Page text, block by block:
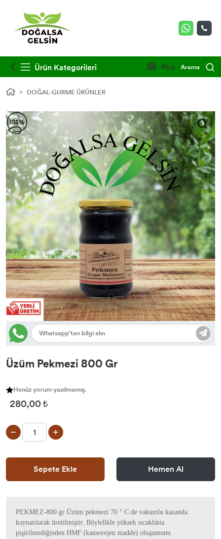
Ürün Kategorileri Blog Arama
DOĞAL-GURME ÜRÜNLER
Üzüm Pekmezi 800 Gr
Henüz yorum yazılmamış.
280,00 ₺
Sepete Ekle Hemen Al
PEKMEZ-800 gr Üzüm pekmezi 70 ° C de vakumlu kazanda
kaynatılarak üretilmiştir. Böylelikle yüksek sıcaklıkta
pişirilmediğinden HMF (kansorejen madde) oluşumunu